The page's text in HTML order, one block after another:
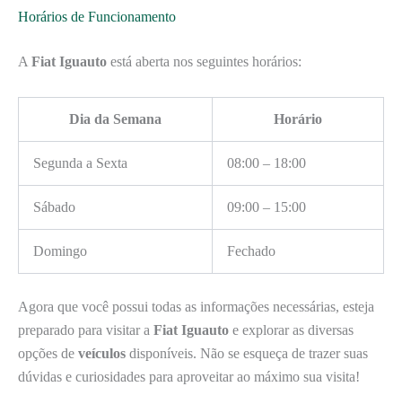
Horários de Funcionamento
A Fiat Iguauto está aberta nos seguintes horários:
Dia da Semana Horário
Segunda a Sexta 08:00 – 18:00
Sábado 09:00 – 15:00
Domingo Fechado
Agora que você possui todas as informações necessárias, esteja
preparado para visitar a Fiat Iguauto e explorar as diversas
opções de veículos disponíveis. Não se esqueça de trazer suas
dúvidas e curiosidades para aproveitar ao máximo sua visita!